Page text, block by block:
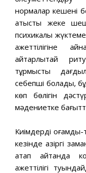
нормалар кешені
қатысты жеке
психикалық
қажеттілігіне
айтарлықтай
тұрмыстық
себепші болады,
көп бөлігін
мәдениетке
Киімдерді
кезінде қазіргі
атап айтқанда
қажеттілігі